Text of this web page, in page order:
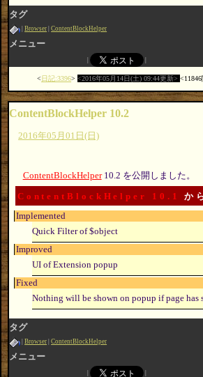
タグ
Browser ContentBlockHelper
メニュー
日記:3396 2016年05月14日(土) 09:44更新
ContentBlockHelper 10.2
2016年05月01日(日)
ContentBlockHelper10.2 を公開しました。
ContentBlockHelper 10.1
か
Implemented
Quick Filter of $object
Improved
UI of Extension popup
Fixed
Nothing will be shown on popup if page has
タグ
Browser ContentBlockHelper
メニュー